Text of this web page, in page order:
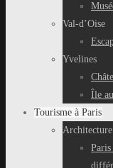
Val-d’Oise
Yvelines
Île
Tourisme à Paris